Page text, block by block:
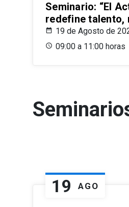
Seminario: “El
redefine talento,
19 de Agosto de
09:00 a 11:00 horas
19 AGO